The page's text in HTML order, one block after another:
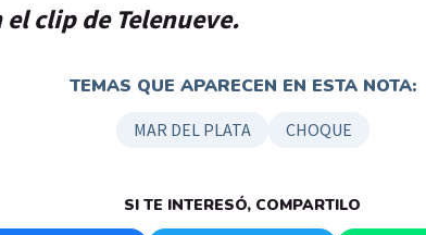
clip de Telenueve.
TEMAS QUE APARECEN EN ESTA NOTA:
MAR DEL PLATA CHOQUE
SI TE INTERESÓ, COMPARTILO